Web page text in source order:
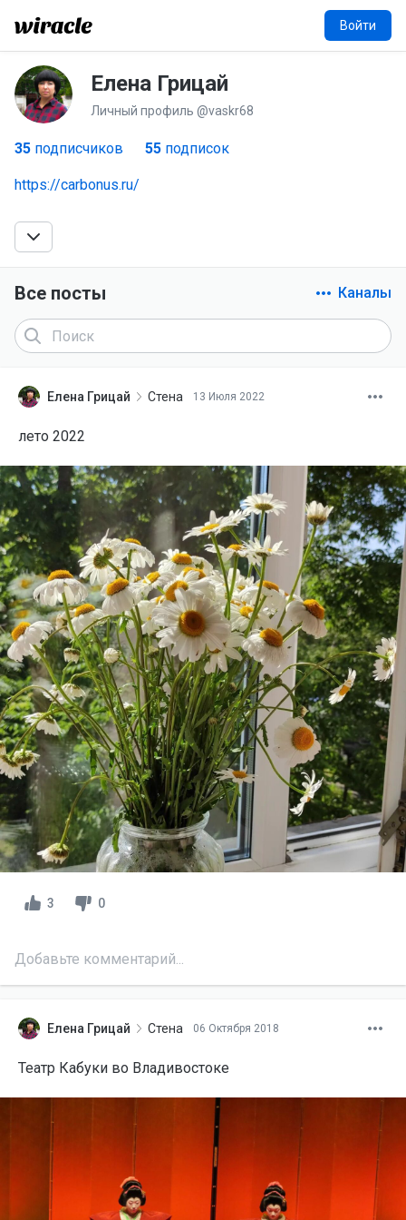
Войти
ЕГ Елена Грицай
Личный профиль @vaskr68
35 подписчиков 55 подписок
https://carbonus.ru/
Все посты Каналы
ЕГ Елена Грицай Стена 13 Июля 2022
лето 2022
3 0
Добавьте комментарий...
ЕГ Елена Грицай Стена 06 Октября 2018
Театр Кабуки во Владивостоке